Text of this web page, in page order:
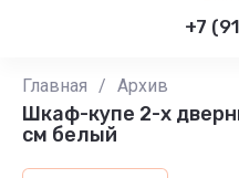
+7
Главная / Архив
Шкаф-купе 2-х
см белый